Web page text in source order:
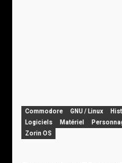
Commodore GNU / Linux
Logiciels
Matériel
Zorin OS